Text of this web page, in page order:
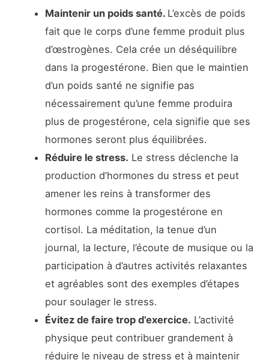
Maintenir un poids santé. L’excès de poids
fait que le corps d’une femme produit plus
d’œstrogènes. Cela crée un déséquilibre
dans la progestérone. Bien que le maintien
d’un poids santé ne signifie pas
nécessairement qu’une femme produira
plus de progestérone, cela signifie que ses
hormones seront plus équilibrées.
Réduire le stress. Le stress déclenche la
production d’hormones du stress et peut
amener les reins à transformer des
hormones comme la progestérone en
cortisol. La méditation, la tenue d’un
journal, la lecture, l’écoute de musique ou la
participation à d’autres activités relaxantes
et agréables sont des exemples d’étapes
pour soulager le stress.
Évitez de faire trop d’exercice. L’activité
physique peut contribuer grandement à
réduire le niveau de stress et à maintenir